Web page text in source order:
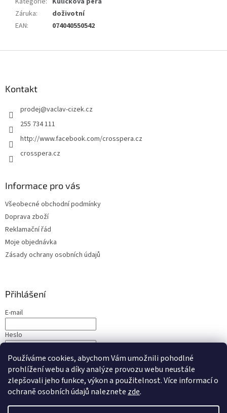
Používáme cookies, abychom Vám umožnili pohodlné
prohlížení webu a díky analýze provozu webu neustále
zlepšovali jeho funkce, výkon a použitelnost. Více informací o
ochraně osobních údajů naleznete zde.
Záruka:
doživotní
EAN: 074040550542
Kontakt
prodej@vaclav-cizek.cz
255 734 111
http://www.facebook.com/crosspera.cz
crosspera.cz
Informace pro vás
Všeobecné obchodní podmínky
Doprava zboží
Reklamační řád
Moje objednávka
Zásady ochrany osobních údajů
Přihlášení
E-mail
Heslo
PŘIHLÁSIT SE
Nová registrace Zapomenuté heslo